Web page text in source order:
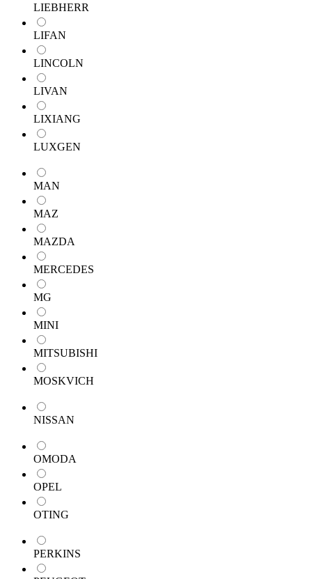
LIEBHERR
LIFAN
LINCOLN
LIVAN
LIXIANG
LUXGEN
MAN
MAZ
MAZDA
MERCEDES
MG
MINI
MITSUBISHI
MOSKVICH
NISSAN
OMODA
OPEL
OTING
PERKINS